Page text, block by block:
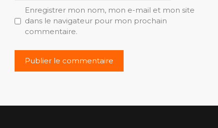
Enregistrer mon nom, mon e-mail et mon site
dans le navigateur pour mon prochain
commentaire.